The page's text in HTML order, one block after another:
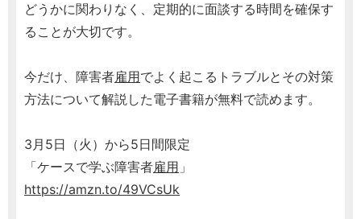
どうかに関わりなく、定期的に面談する時間を確保す
ることが大切です。
今だけ、障害者雇用でよく起こるトラブルとその対策
方法について解説した電子書籍が無料で読めます。
3月5日（火）から5日間限定
「ケースで学ぶ障害者雇用 」
https://amzn.to/49VCsUk